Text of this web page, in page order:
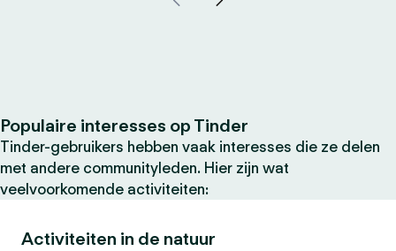
Populaire interesses op Tinder
Tinder-gebruikers hebben vaak interesses die ze delen
met andere communityleden. Hier zijn wat
veelvoorkomende activiteiten:
Activiteiten in de natuur